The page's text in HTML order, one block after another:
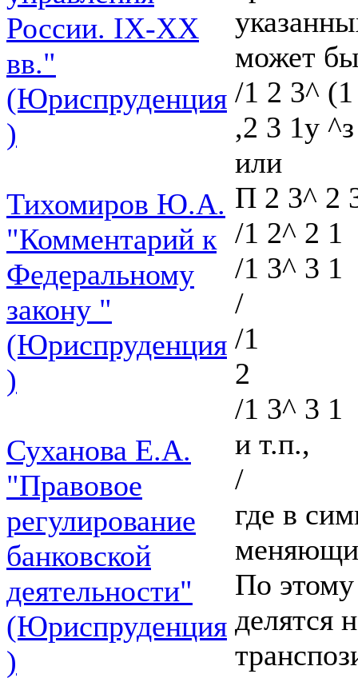
России. IХ-ХХ
вв."
(Юриспруденция
)
Тихомиров Ю.А.
"Комментарий к
Федеральному
закону "
(Юриспруденция
)
Суханова Е.А.
"Правовое
регулирование
банковской
деятельности"
(Юриспруденция
)
может
/1 2 3^
,2 3 1у
или
П 2 3^ 2
/1 2^ 2 1
/1 3^ 3 1
/
/1
2
/1 3^ 3 1
и т.п.,
/
где в
По этому
делятся